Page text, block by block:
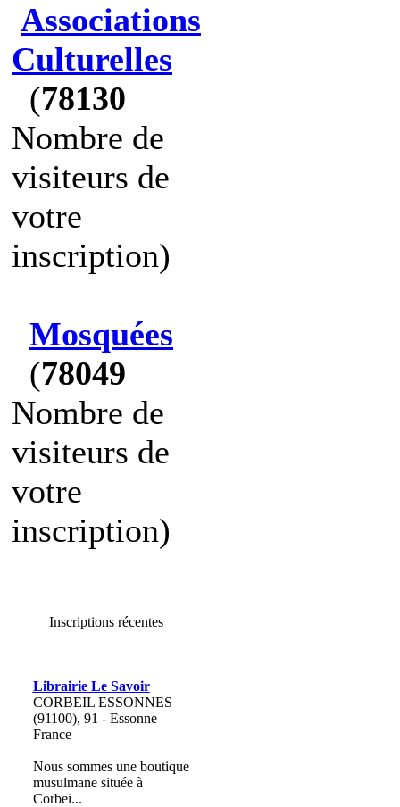
Associations
Culturelles
(78130
Nombre de
visiteurs de
votre
inscription)
Mosquées
(78049
Nombre de
visiteurs de
votre
inscription)
Inscriptions récentes
Librairie Le Savoir
CORBEIL ESSONNES
(91100), 91 - Essonne
France
Nous sommes une boutique
musulmane située à
Corbei...